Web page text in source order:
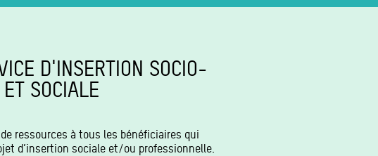
D'INSERTION SOCIO-
SOCIALE
ressources à tous les bénéficiaires qui
d’insertion sociale et/ou professionnelle.